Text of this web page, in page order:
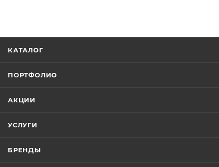
КАТАЛОГ
ПОРТФОЛИО
АКЦИИ
УСЛУГИ
БРЕНДЫ